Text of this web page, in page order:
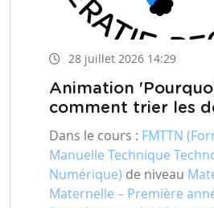
28 juillet 2026 14:29
Animation
comment trier les
Dans le cours : FMTTN
Manuelle Technique
Numérique) de niveau
Maternelle – Première